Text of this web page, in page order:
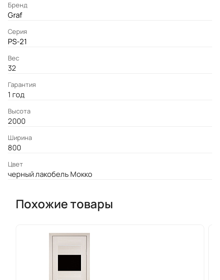
Бренд
Graf
Серия
PS-21
Вес
32
Гарантия
1 год
Высота
2000
Ширина
800
Цвет
черный лакобель Мокко
Похожие товары